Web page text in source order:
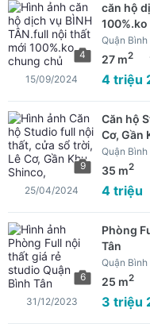
4
căn hộ
Quận Bình
27 m2
4 triệu
15/09/2024
9
Căn hộ
Cơ, Gần
Quận Bình
35 m2
4 triệu
25/04/2024
6
Phòng
Tân
Quận Bình
25 m2
3 triệu
31/12/2023